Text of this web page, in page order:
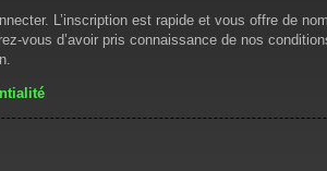
L’inscription est rapide et vous offre de
vous d’avoir pris connaissance de nos